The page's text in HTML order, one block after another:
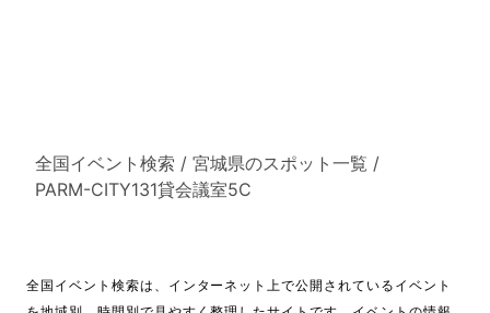
全国イベント検索 / 宮城県のスポット一覧 /
PARM-CITY131貸会議室5C
全国イベント検索は、インターネット上で公開されているイベント